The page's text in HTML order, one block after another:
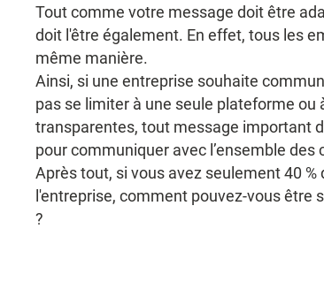
Tout comme votre message doit être
doit l'être également. En effet, tous les
même manière.
Ainsi, si une entreprise souhaite
pas se limiter à une seule plateforme
transparentes, tout message important
pour communiquer avec l’ensemble des
Après tout, si vous avez seulement 40
l'entreprise, comment pouvez-vous être
?